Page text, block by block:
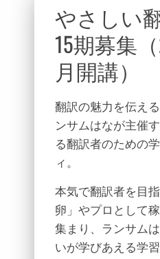
やさしい
15期募集
月開講）
翻訳の魅力を伝え
ンサムはなが主催
る翻訳者のための
ィ。
本気で翻訳者を目
卵」やプロとして
集まり、ランサム
いが学びあえる学